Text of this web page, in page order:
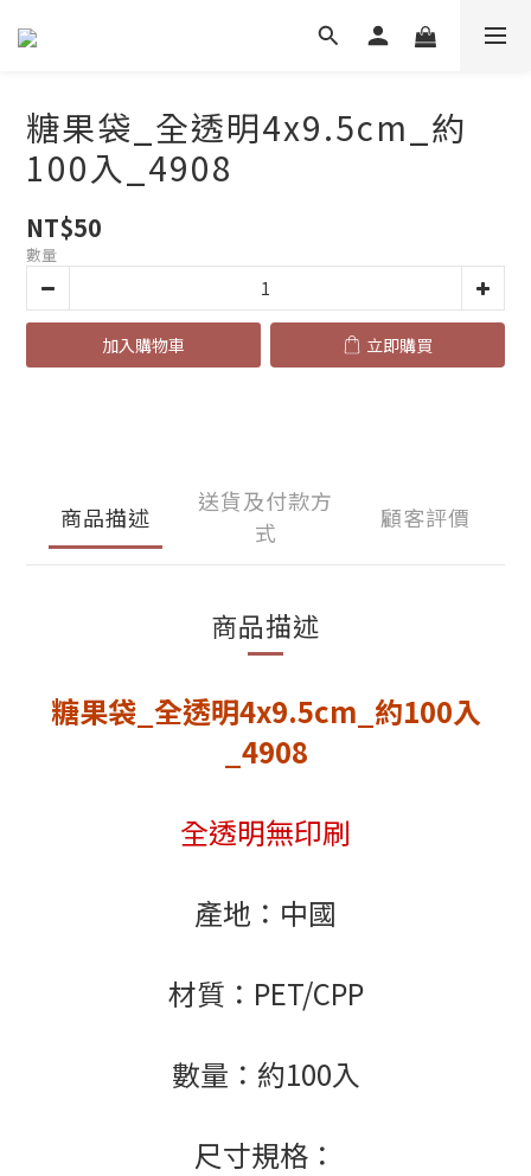
糖果袋_全透明4x9.5cm_約
100入_4908
NT$50
數量
加入購物車 立即購買
商品描述
送貨及付款方
式
顧客評價
商品描述
糖果袋_全透明4x9.5cm_約100入
_4908
全透明無印刷
產地：中國
材質：PET/CPP
數量：約100入
尺寸規格：